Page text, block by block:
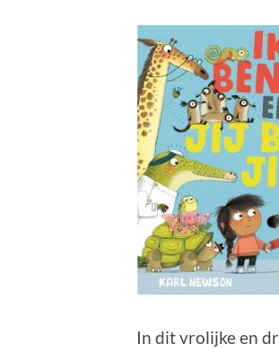
In dit vrolijke en